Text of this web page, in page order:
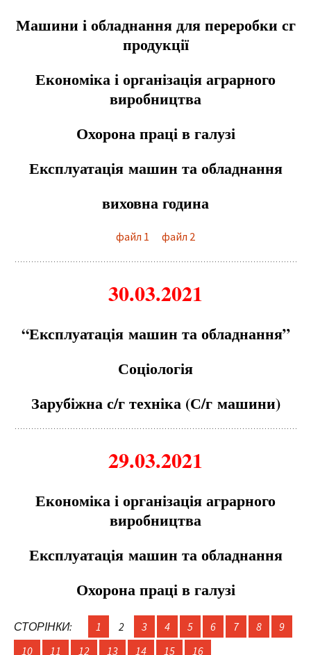
Машини і обладнання для переробки сг
продукції
Економіка і організація аграрного
виробництва
Охорона праці в галузі
Експлуатація машин та обладнання
виховна година
файл 1 файл 2
30.03.2021
“Експлуатація машин та обладнання”
Соціологія
Зарубіжна с/г техніка (С/г машини)
29.03.2021
Економіка і організація аграрного
виробництва
Експлуатація машин та обладнання
Охорона праці в галузі
СТОРІНКИ: 1 2 3 4 5 6 7 8
9
10
11 12 13 14 15 16